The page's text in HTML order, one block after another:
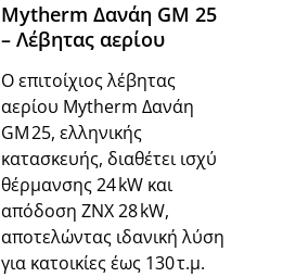
Mytherm Δανάη GM 25
– Λέβητας αερίου
Ο επιτοίχιος λέβητας
αερίου Mytherm Δανάη
GM 25, ελληνικής
κατασκευής, διαθέτει ισχύ
θέρμανσης 24 kW και
απόδοση ΖΝΧ 28 kW,
αποτελώντας ιδανική λύση
για κατοικίες έως 130 τ.μ.